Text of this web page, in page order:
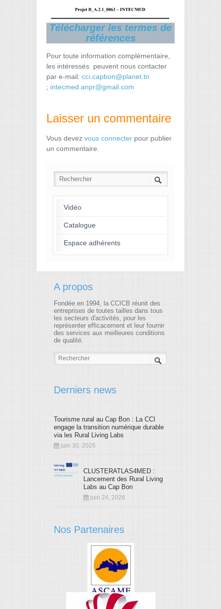
Télécharger les termes de
références
Pour toute information complémentaire,
les intéressés peuvent nous contacter
par e-mail: cci.capbon@planet.tn
; intecmed.anpr@gmail.com
Laisser un commentaire
Vous devez vous connecter pour publier
un commentaire.
Vidéo
Catalogue
Espace adhérents
A propos
Fondée en 1994, la CCICB réunit des
entreprises de toutes tailles dans tous
les secteurs d'activités, pour les
représenter efficacement et leur fournir
des services aux meilleures conditions
de qualité.
Derniers news
Tourisme rural au Cap Bon : La CCI
engage la transition numérique durable
via les Rural Living Labs
juin 30, 2026
CLUSTERATLAS4MED :
Lancement des Rural Living
Labs au Cap Bon
juin 24, 2026
Nos Partenaires